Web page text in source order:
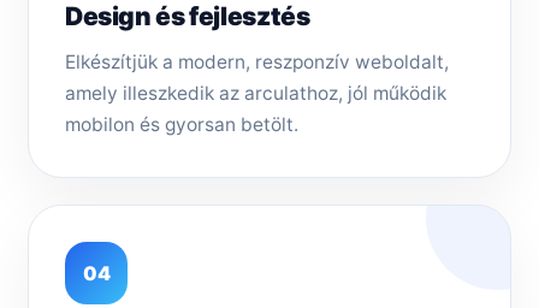
Design és fejlesztés
Elkészítjük a modern, reszponzív weboldalt,
amely illeszkedik az arculathoz, jól működik
mobilon és gyorsan betölt.
04